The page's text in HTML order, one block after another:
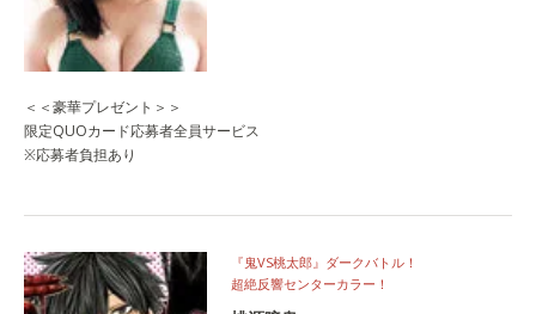
＜＜豪華プレゼント＞＞
限定QUOカード応募者全員サービス
※応募者負担あり
『鬼VS桃太郎』ダークバトル！
超絶反響センターカラー！